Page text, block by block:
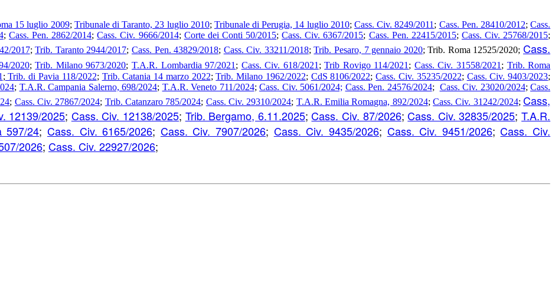
15 luglio 2009; Tribunale di Taranto, 23 luglio 2010; Tribunale di Perugia, 14 luglio 2010;Cass. Civ. 8249/2011 ; Cass. Pen. 28410/2012;Cass.
; Cass. Pen. 2862/2014;Cass. Civ. 9666/2014; Corte dei Conti 50/2015;Cass. Civ. 6367/2015; Cass. Pen. 22415/2015; Cass. Civ. 25768/2015;
2017;Trib. Taranto 2944/2017; Cass. Pen. 43829/2018; Cass. Civ. 33211/2018;Trib. Pesaro, 7 gennaio 2020; Trib. Roma 12525/2020;Cass.
2020;Trib. Milano 9673/2020;T.A.R. Lombardia 97/2021 ; Cass. Civ. 618/2021 ;Trib Rovigo 114/2021 ; Cass. Civ. 31558/2021 ; Trib. Roma
; Trib. di Pavia 118/2022; Trib. Catania 14 marzo 2022;Trib. Milano 1962/2022; CdS 8106/2022;Cass. Civ. 35235/2022; Cass. Civ. 9403/2023;
; T.A.R. Campania Salerno, 698/2024; T.A.R. Veneto 711/2024; Cass. Civ. 5061/2024; Cass. Pen. 24576/2024; Cass. Civ. 23020/2024; Cass.
; Cass. Civ. 27867/2024; Trib. Catanzaro 785/2024; Cass. Civ. 29310/2024; T.A.R. Emilia Romagna, 892/2024;Cass. Civ. 31242/2024;Cass,
12139/2025; Cass. Civ. 12138/2025; Trib. Bergamo, 6.11.2025;Cass. Civ. 87/2026;Cass. Civ. 32835/2025;T.A.R.
597/24; Cass. Civ. 6165/2026; Cass. Civ. 7907/2026; Cass. Civ. 9435/2026; Cass. Civ. 9451/2026;Cass. Civ.
2026; Cass. Civ. 22927/2026;